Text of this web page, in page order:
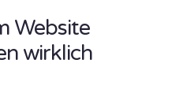
Website
wirklich